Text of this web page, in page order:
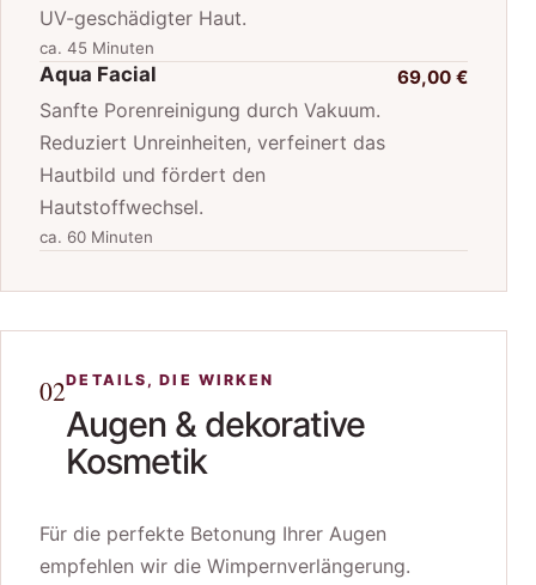
UV-geschädigter Haut.
ca. 45 Minuten
Aqua Facial
Sanfte Porenreinigung durch Vakuum.
Reduziert Unreinheiten, verfeinert das
Hautbild und fördert den
Hautstoffwechsel.
ca. 60 Minuten
69,00 €
02DETAILS, DIE WIRKEN
Augen & dekorative
Kosmetik
Für die perfekte Betonung Ihrer Augen
empfehlen wir die Wimpernverlängerung.